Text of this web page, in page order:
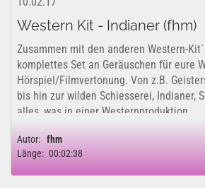
Western Kit - Indianer (fhm)
Zusammen mit den anderen Western-
komplettes Set an Geräuschen für eure
Hörspiel/Filmvertonung. Von z.B.
bis hin zur wilden Schiesserei, Indianer,
alles, was in einer Westernproduktion...
Autor: fhm
Länge: 00:02:38